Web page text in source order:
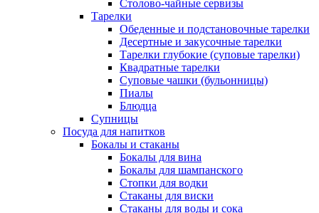
Столово-чайные сервизы
Тарелки
Обеденные и подстановочные тарелки
Десертные и закусочные тарелки
Тарелки глубокие (суповые тарелки)
Квадратные тарелки
Суповые чашки (бульонницы)
Пиалы
Блюдца
Супницы
Посуда для напитков
Бокалы и стаканы
Бокалы для вина
Бокалы для шампанского
Стопки для водки
Стаканы для виски
Стаканы для воды и сока